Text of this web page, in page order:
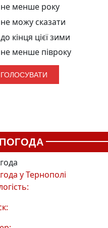
не менше року
не можу сказати
до кінця цієї зими
не менше півроку
ПОГОДА
уТернополі